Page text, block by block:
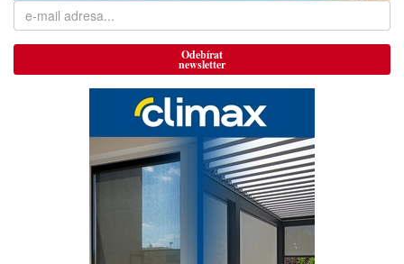
Odebírat
newsletter